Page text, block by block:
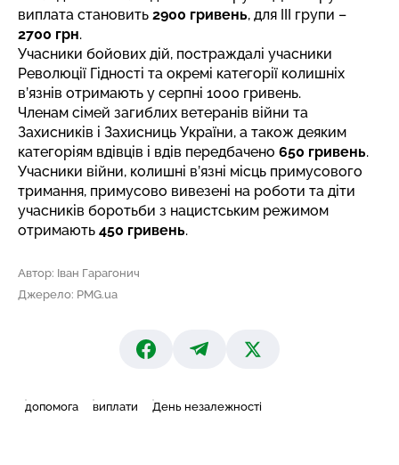
виплата становить 2900 гривень, для III групи –
2700 грн.
Учасники бойових дій, постраждалі учасники
Революції Гідності та окремі категорії колишніх
в’язнів отримають у серпні 1000 гривень.
Членам сімей загиблих ветеранів війни та
Захисників і Захисниць України, а також деяким
категоріям вдівців і вдів передбачено 650 гривень.
Учасники війни, колишні в’язні місць примусового
тримання, примусово вивезені на роботи та діти
учасників боротьби з нацистським режимом
отримають 450 гривень.
Автор: Іван Гарагонич
Джерело: PMG.ua
допомога виплати День незалежності